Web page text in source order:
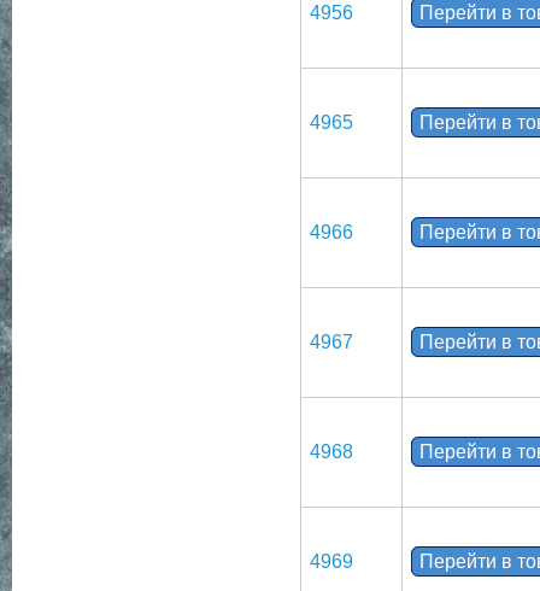
4956 Перейти в
4965 Перейти в
4966 Перейти в
4967 Перейти в
4968 Перейти в
4969 Перейти в